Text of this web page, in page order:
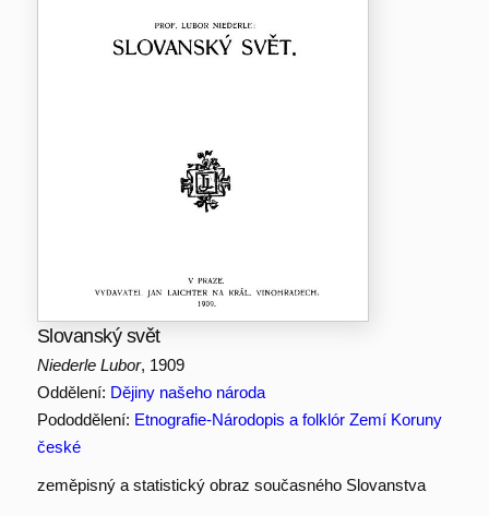
Slovanský svět
Niederle Lubor, 1909
Oddělení: Dějiny našeho národa
Pododdělení: Etnografie-Národopis a folklór Zemí Koruny
české
zeměpisný a statistický obraz současného Slovanstva